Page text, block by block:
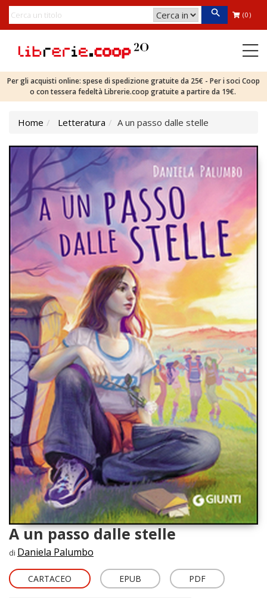
(0)
Per gli acquisti online: spese di spedizione gratuite da 25€ - Per i soci Coop
o con tessera fedeltà Librerie.coop gratuite a partire da 19€.
Home Letteratura A un passo dalle stelle
A un passo dalle stelle
di Daniela Palumbo
CARTACEO EPUB PDF